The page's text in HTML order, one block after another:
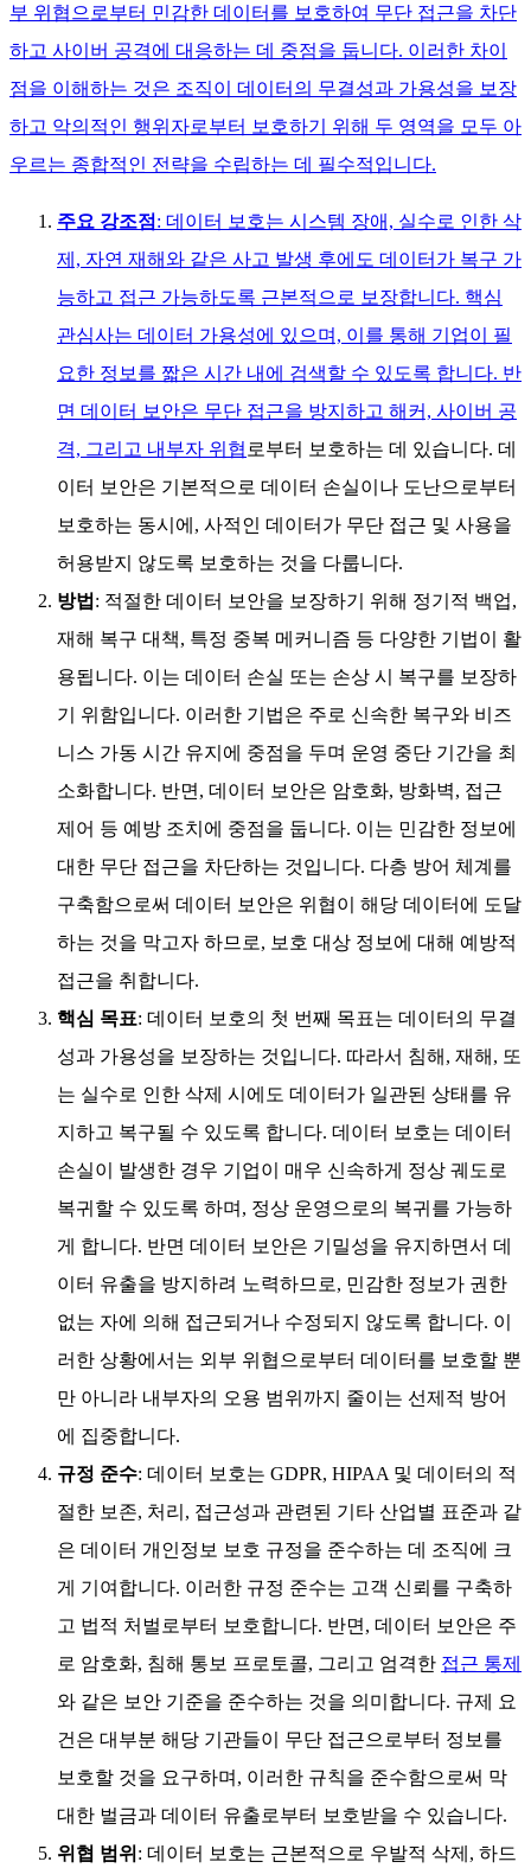
부 위협으로부터 민감한 데이터를 보호하여 무단 접근을 차단
하고 사이버 공격에 대응하는 데 중점을 둡니다. 이러한 차이
점을 이해하는 것은 조직이 데이터의 무결성과 가용성을 보장
하고 악의적인 행위자로부터 보호하기 위해 두 영역을 모두 아
우르는 종합적인 전략을 수립하는 데 필수적입니다.
주요 강조점 : 데이터 보호는 시스템 장애, 실수로 인한 삭
제, 자연 재해와 같은 사고 발생 후에도 데이터가 복구 가
능하고 접근 가능하도록 근본적으로 보장합니다. 핵심
관심사는 데이터 가용성에 있으며, 이를 통해 기업이 필
요한 정보를 짧은 시간 내에 검색할 수 있도록 합니다. 반
면 데이터 보안은 무단 접근을 방지하고 해커, 사이버 공
격, 그리고 내부자 위협 로부터 보호하는 데 있습니다. 데
이터 보안은 기본적으로 데이터 손실이나 도난으로부터
보호하는 동시에, 사적인 데이터가 무단 접근 및 사용을
허용받지 않도록 보호하는 것을 다룹니다.
방법 : 적절한 데이터 보안을 보장하기 위해 정기적 백업,
재해 복구 대책, 특정 중복 메커니즘 등 다양한 기법이 활
용됩니다. 이는 데이터 손실 또는 손상 시 복구를 보장하
기 위함입니다. 이러한 기법은 주로 신속한 복구와 비즈
니스 가동 시간 유지에 중점을 두며 운영 중단 기간을 최
소화합니다. 반면, 데이터 보안은 암호화, 방화벽, 접근
제어 등 예방 조치에 중점을 둡니다. 이는 민감한 정보에
대한 무단 접근을 차단하는 것입니다. 다층 방어 체계를
구축함으로써 데이터 보안은 위협이 해당 데이터에 도달
하는 것을 막고자 하므로, 보호 대상 정보에 대해 예방적
접근을 취합니다.
핵심 목표: 데이터 보호의 첫 번째 목표는 데이터의 무결
성과 가용성을 보장하는 것입니다. 따라서 침해, 재해, 또
는 실수로 인한 삭제 시에도 데이터가 일관된 상태를 유
지하고 복구될 수 있도록 합니다. 데이터 보호는 데이터
손실이 발생한 경우 기업이 매우 신속하게 정상 궤도로
복귀할 수 있도록 하며, 정상 운영으로의 복귀를 가능하
게 합니다. 반면 데이터 보안은 기밀성을 유지하면서 데
이터 유출을 방지하려 노력하므로, 민감한 정보가 권한
없는 자에 의해 접근되거나 수정되지 않도록 합니다. 이
러한 상황에서는 외부 위협으로부터 데이터를 보호할 뿐
만 아니라 내부자의 오용 범위까지 줄이는 선제적 방어
에 집중합니다.
규정 준수: 데이터 보호는 GDPR, HIPAA 및 데이터의 적
절한 보존, 처리, 접근성과 관련된 기타 산업별 표준과 같
은 데이터 개인정보 보호 규정을 준수하는 데 조직에 크
게 기여합니다. 이러한 규정 준수는 고객 신뢰를 구축하
고 법적 처벌로부터 보호합니다. 반면, 데이터 보안은 주
로 암호화, 침해 통보 프로토콜, 그리고 엄격한 접근 통제
와 같은 보안 기준을 준수하는 것을 의미합니다. 규제 요
건은 대부분 해당 기관들이 무단 접근으로부터 정보를
보호할 것을 요구하며, 이러한 규칙을 준수함으로써 막
대한 벌금과 데이터 유출로부터 보호받을 수 있습니다.
위협 범위 : 데이터 보호는 근본적으로 우발적 삭제, 하드